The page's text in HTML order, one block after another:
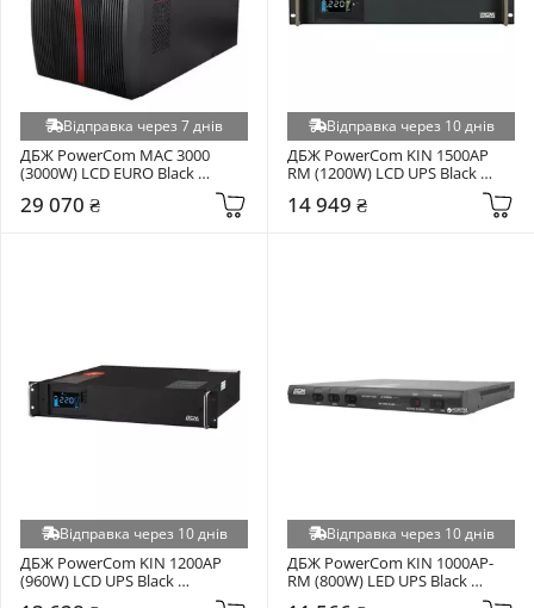
Відправка через 7 днів
ДБЖ PowerCom MAC 3000
(3000W) LCD EURO Black
29 070 ₴
Відправка через 10 днів
ДБЖ PowerCom KIN 1500AP
RM (1200W) LCD UPS Black
14 949 ₴
Відправка через 10 днів
ДБЖ PowerCom KIN 1200AP
(960W) LCD UPS Black
Відправка через 10 днів
ДБЖ PowerCom KIN 1000AP-
RM (800W) LED UPS Black